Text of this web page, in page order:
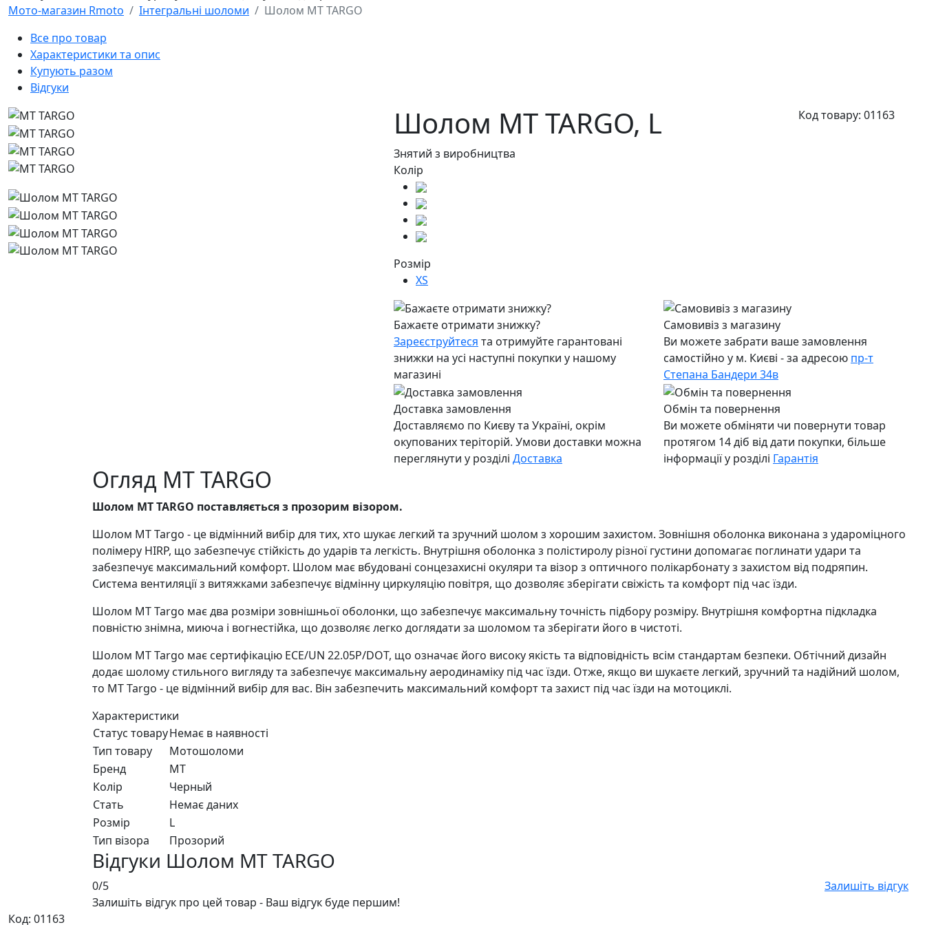
Мото-магазин Rmoto
Інтегральні шоломи
Шолом MT TARGO
Все про товар
Характеристики та опис
Купують разом
Відгуки
Шолом MT TARGO, L
Знятий з виробництва
Код товару: 01163
Колір
Розмір
XS
Бажаєте отримати знижку?
Зареєструйтеся та отримуйте гарантовані
знижки на усі наступні покупки у нашому
магазині
Самовивіз з магазину
Ви можете забрати ваше замовлення
самостійно у м. Києві - за адресою пр-т
Степана Бандери 34в
Доставка замовлення
Доставляємо по Києву та Україні, окрім
окупованих теріторій. Умови доставки можна
переглянути у розділі Доставка
Обмін та повернення
Ви можете обміняти чи повернути товар
протягом 14 діб від дати покупки, більше
інформації у розділі Гарантія
Огляд MT TARGO
Шолом MT TARGO поставляється з прозорим візором.
Шолом MT Targo - це відмінний вибір для тих, хто шукає легкий та зручний шолом з хорошим захистом. Зовнішня оболонка виконана з удароміцного
полімеру HIRP, що забезпечує стійкість до ударів та легкість. Внутрішня оболонка з полістиролу різної густини допомагає поглинати удари та
забезпечує максимальний комфорт. Шолом має вбудовані сонцезахисні окуляри та візор з оптичного полікарбонату з захистом від подряпин.
Система вентиляції з витяжками забезпечує відмінну циркуляцію повітря, що дозволяє зберігати свіжість та комфорт під час їзди.
Шолом MT Targo має два розміри зовнішньої оболонки, що забезпечує максимальну точність підбору розміру. Внутрішня комфортна підкладка
повністю знімна, миюча і вогнестійка, що дозволяє легко доглядати за шоломом та зберігати його в чистоті.
Шолом MT Targo має сертифікацію ECE/UN 22.05P/DOT, що означає його високу якість та відповідність всім стандартам безпеки. Обтічний дизайн
додає шолому стильного вигляду та забезпечує максимальну аеродинаміку під час їзди. Отже, якщо ви шукаєте легкий, зручний та надійний шолом,
то MT Targo - це відмінний вибір для вас. Він забезпечить максимальний комфорт та захист під час їзди на мотоциклі.
Характеристики
Статус товаруНемає в наявності
Тип товару
Мотошоломи
Бренд
MT
Колір
Черный
Стать
Немає даних
Розмір
L
Тип візора
Прозорий
Відгуки Шолом MT TARGO
0/5
Залишіть відгук
Залишіть відгук про цей товар - Ваш відгук буде першим!
Код: 01163